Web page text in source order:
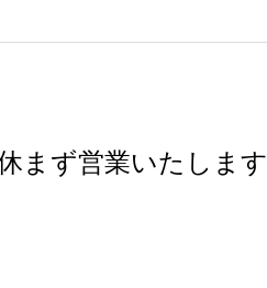
まず営業いたします